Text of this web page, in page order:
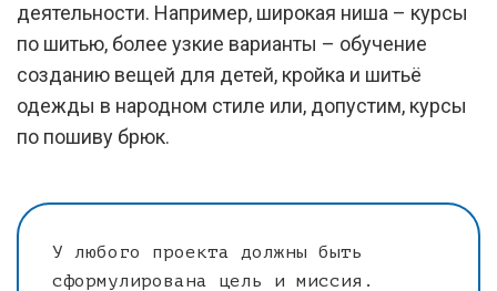
деятельности. Например, широкая ниша – курсы
по шитью, более узкие варианты ­– обучение
созданию вещей для детей, кройка и шитьё
одежды в народном стиле или, допустим, курсы
по пошиву брюк.
У любого проекта должны быть
сформулирована цель и миссия.